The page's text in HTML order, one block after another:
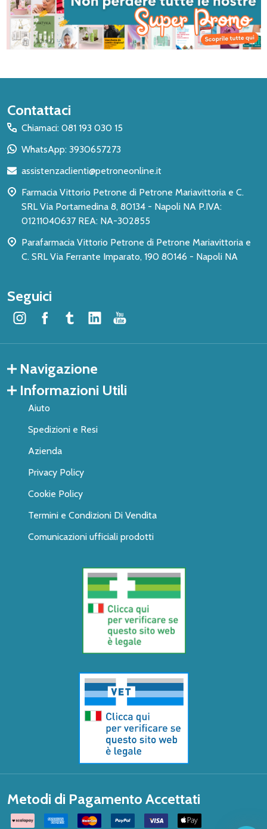
Inizio
del
piè
pagina
Contattaci
Chiamaci: 081 193 030 15
WhatsApp: 3930657273
assistenzaclienti@petroneonline.it
Farmacia Vittorio Petrone di Petrone Mariavittoria e C.
SRL Via Portamedina 8, 80134 - Napoli NA P.IVA:
01211040637 REA: NA-302855
Parafarmacia Vittorio Petrone di Petrone Mariavittoria e
C. SRL Via Ferrante Imparato, 190 80146 - Napoli NA
Seguici
Navigazione
Informazioni Utili
Aiuto
Spedizioni e Resi
Azienda
Privacy Policy
Cookie Policy
Termini e Condizioni Di Vendita
Comunicazioni ufficiali prodotti
Metodi di Pagamento Accettati